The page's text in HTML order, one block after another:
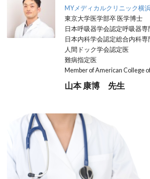
MYメディカルクリニック横
東京大学医学部卒 医学博士
日本呼吸器学会認定呼吸器専
日本内科学会認定総合内科専
人間ドック学会認定医
難病指定医
Member of American College
山本 康博 先生